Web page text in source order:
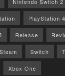
PlayStation 4
Release
Steam Switch
Xbox One